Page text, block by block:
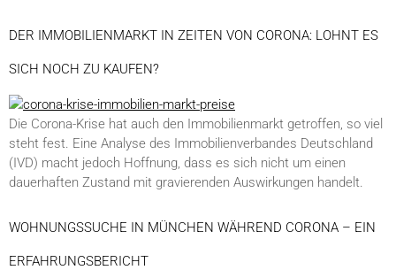
DER IMMOBILIENMARKT IN ZEITEN VON CORONA: LOHNT ES
SICH NOCH ZU KAUFEN?
Die Corona-Krise hat auch den Immobilienmarkt getroffen, so viel
steht fest. Eine Analyse des Immobilienverbandes Deutschland
(IVD) macht jedoch Hoffnung, dass es sich nicht um einen
dauerhaften Zustand mit gravierenden Auswirkungen handelt.
WOHNUNGSSUCHE IN MÜNCHEN WÄHREND CORONA – EIN
ERFAHRUNGSBERICHT